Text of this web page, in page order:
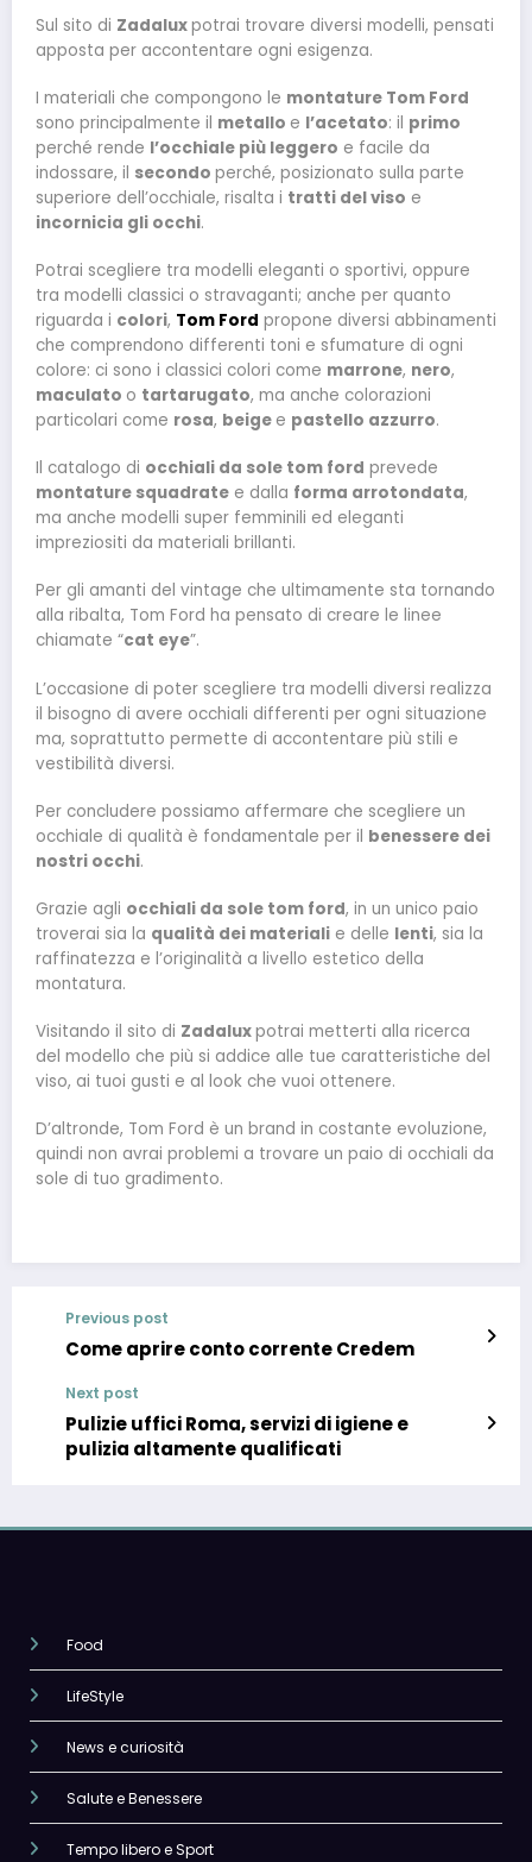
Sul sito di Zadaluxpotrai trovare diversi modelli, pensati
apposta per accontentare ogni esigenza.
I materiali che compongono le montature Tom Ford
sono principalmente il metallo e l’acetato: il primo
perché rende l’occhiale più leggero e facile da
indossare, il secondo perché, posizionato sulla parte
superiore dell’occhiale, risalta i tratti del viso e
incornicia gli occhi.
Potrai scegliere tra modelli eleganti o sportivi, oppure
tra modelli classici o stravaganti; anche per quanto
riguarda i colori, Tom Ford propone diversi abbinamenti
che comprendono differenti toni e sfumature di ogni
colore: ci sono i classici colori come marrone, nero,
maculato o tartarugato, ma anche colorazioni
particolari come rosa, beige e pastello azzurro.
Il catalogo di occhiali da sole tom ford prevede
montature squadrate e dalla forma arrotondata,
ma anche modelli super femminili ed eleganti
impreziositi da materiali brillanti.
Per gli amanti del vintage che ultimamente sta tornando
alla ribalta, Tom Ford ha pensato di creare le linee
chiamate “cat eye”.
L’occasione di poter scegliere tra modelli diversi realizza
il bisogno di avere occhiali differenti per ogni situazione
ma, soprattutto permette di accontentare più stili e
vestibilità diversi.
Per concludere possiamo affermare che scegliere un
occhiale di qualità è fondamentale per il benessere dei
nostri occhi.
Grazie agli occhiali da sole tom ford, in un unico paio
troverai sia la qualità dei materiali e delle lenti, sia la
raffinatezza e l’originalità a livello estetico della
montatura.
Visitando il sito di Zadaluxpotrai metterti alla ricerca
del modello che più si addice alle tue caratteristiche del
viso, ai tuoi gusti e al look che vuoi ottenere.
D’altronde, Tom Ford è un brand in costante evoluzione,
quindi non avrai problemi a trovare un paio di occhiali da
sole di tuo gradimento.
Previous post
Come aprire conto corrente Credem
Next post
Pulizie uffici Roma, servizi di igiene e
pulizia altamente qualificati
Food
LifeStyle
News e curiosità
Salute e Benessere
Tempo libero e Sport